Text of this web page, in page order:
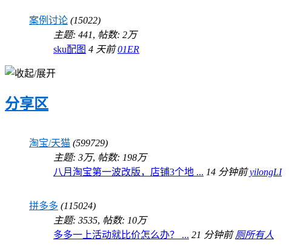
案例讨论 (15022)
主题: 441, 帖数: 2万
sku配图 4 天前 01ER
分享区
淘宝/天猫 (599729)
主题: 3万, 帖数: 198万
八月淘宝第一波改版，店铺3个地 ... 14 分钟前 yilongLI
拼多多 (115024)
主题: 3535, 帖数: 10万
多多一上活动就比价怎么办？ ... 21 分钟前 厕所有人